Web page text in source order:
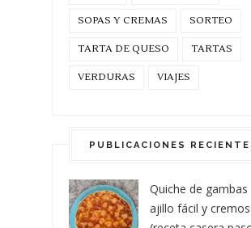
SOPAS Y CREMAS SORTEO
TARTA DE QUESO TARTAS
VERDURAS VIAJES
PUBLICACIONES
Quiche de gambas
ajillo fácil y